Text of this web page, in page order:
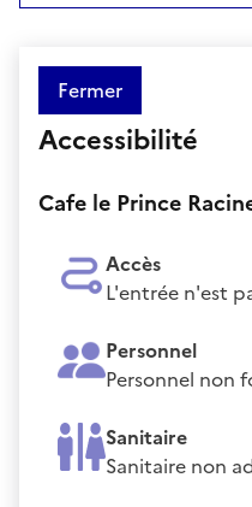
Fermer
Accessibilité
Cafe le Prince
Accès
L'entrée n'est
Personnel
Personnel non
Sanitaire
Sanitaire non